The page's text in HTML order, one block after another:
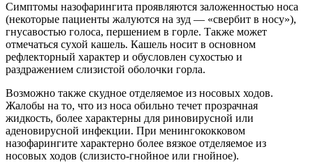
Симптомы назофарингита проявляются заложенностью носа
(некоторые пациенты жалуются на зуд — «свербит в носу»),
гнусавостью голоса, першением в горле. Также может
отмечаться сухой кашель. Кашель носит в основном
рефлекторный характер и обусловлен сухостью и
раздражением слизистой оболочки горла.
Возможно также скудное отделяемое из носовых ходов.
Жалобы на то, что из носа обильно течет прозрачная
жидкость, более характерны для риновирусной или
аденовирусной инфекции. При менингококковом
назофарингите характерно более вязкое отделяемое из
носовых ходов (слизисто-гнойное или гнойное).